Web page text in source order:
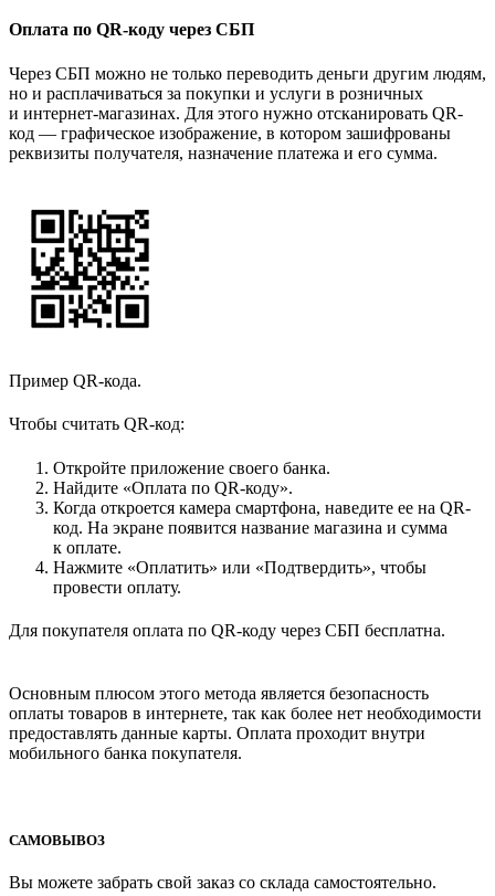
Оплата по QR-коду через СБП
Через СБП можно не только переводить деньги другим людям,
но и расплачиваться за покупки и услуги в розничных
и интернет-магазинах. Для этого нужно отсканировать QR-
код — графическое изображение, в котором зашифрованы
реквизиты получателя, назначение платежа и его сумма.
Пример QR-кода.
Чтобы считать QR-код:
Откройте приложение своего банка.
Найдите «Оплата по QR-коду».
Когда откроется камера смартфона, наведите ее на QR-
код. На экране появится название магазина и сумма
к оплате.
Нажмите «Оплатить» или «Подтвердить», чтобы
провести оплату.
Для покупателя оплата по QR-коду через СБП бесплатна.
Основным плюсом этого метода является безопасность
оплаты товаров в интернете, так как более нет необходимости
предоставлять данные карты. Оплата проходит внутри
мобильного банка покупателя.
САМОВЫВОЗ
Вы можете забрать свой заказ со склада самостоятельно.